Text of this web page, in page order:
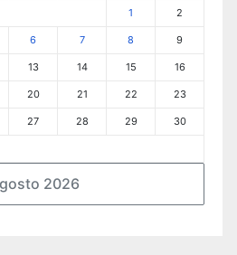
2026
1 2
6 7 8 9
13 14 15 16
20 21 22 23
27 28 29 30